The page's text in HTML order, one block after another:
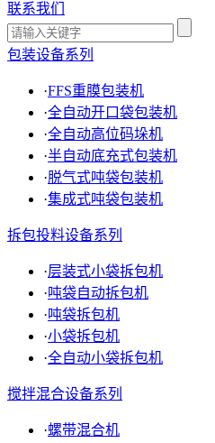
联系我们
包装设备系列
·FFS重膜包装机
·全自动开口袋包装机
·全自动高位码垛机
·半自动底充式包装机
·脱气式吨袋包装机
·集成式吨袋包装机
拆包投料设备系列
·层装式小袋拆包机
·吨袋自动拆包机
·吨袋拆包机
·小袋拆包机
·全自动小袋拆包机
搅拌混合设备系列
·螺带混合机